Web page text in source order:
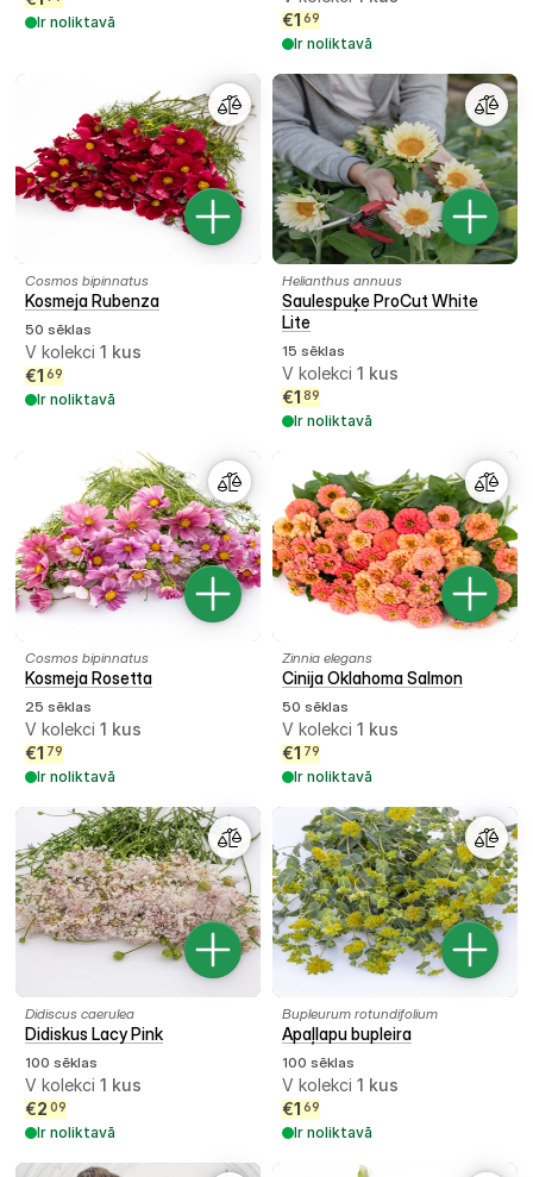
Ir noliktavā
€1 69
Ir noliktavā
Cosmos bipinnatus
Kosmeja Rubenza
50 sēklas
V kolekci 1 kus
€1 69
Ir noliktavā
Helianthus annuus
Saulespuķe ProCut White
Lite
15 sēklas
V kolekci 1 kus
€1 89
Ir noliktavā
Cosmos bipinnatus
Kosmeja Rosetta
25 sēklas
V kolekci 1 kus
€1 79
Ir noliktavā
Zinnia elegans
Cinija Oklahoma Salmon
50 sēklas
V kolekci 1 kus
€1 79
Ir noliktavā
Didiscus caerulea
Didiskus Lacy Pink
100 sēklas
V kolekci 1 kus
€2 09
Ir noliktavā
Bupleurum rotundifolium
Apaļlapu bupleira
100 sēklas
V kolekci 1 kus
€1 69
Ir noliktavā